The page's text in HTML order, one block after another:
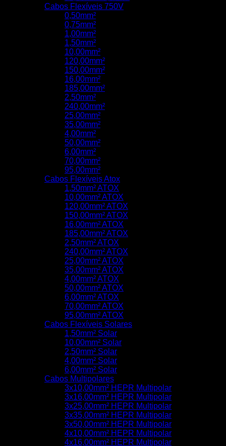
Cabos Flexíveis 750V
0,50mm²
0,75mm²
1,00mm²
1,50mm²
10,00mm²
120,00mm²
150,00mm²
16,00mm²
185,00mm²
2,50mm²
240,00mm²
25,00mm²
35,00mm²
4,00mm²
50,00mm²
6,00mm²
70,00mm²
95,00mm²
Cabos Flexíveis Atox
1,50mm² ATOX
10,00mm² ATOX
120,00mm² ATOX
150,00mm² ATOX
16,00mm² ATOX
185,00mm² ATOX
2,50mm² ATOX
240,00mm² ATOX
25,00mm² ATOX
35,00mm² ATOX
4,00mm² ATOX
50,00mm² ATOX
6,00mm² ATOX
70,00mm² ATOX
95,00mm² ATOX
Cabos Flexíveis Solares
1,50mm² Solar
10,00mm² Solar
2,50mm² Solar
4,00mm² Solar
6,00mm² Solar
Cabos Multipolares
3x10,00mm² HEPR Multipolar
3x16,00mm² HEPR Multipolar
3x25,00mm² HEPR Multipolar
3x35,00mm² HEPR Multipolar
3x50,00mm² HEPR Multipolar
4x10,00mm² HEPR Multipolar
4x16,00mm² HEPR Multipolar